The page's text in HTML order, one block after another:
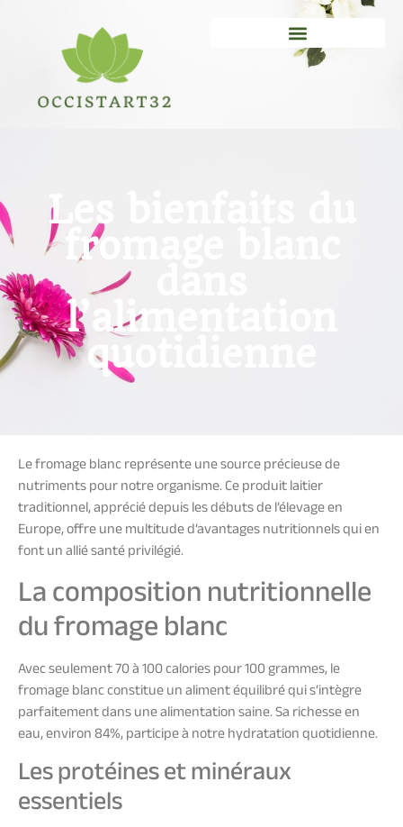
Les bienfaits du
fromage blanc
l’alimentation
quotidienne
Le fromage blanc représente une source précieuse de
nutriments pour notre organisme. Ce produit laitier
traditionnel, apprécié depuis les débuts de l’élevage en
Europe, offre une multitude d’avantages nutritionnels qui en
font un allié santé privilégié.
La composition nutritionnelle
du fromage blanc
Avec seulement 70 à 100 calories pour 100 grammes, le
fromage blanc constitue un aliment équilibré qui s’intègre
parfaitement dans une alimentation saine. Sa richesse en
eau, environ 84%, participe à notre hydratation quotidienne.
Les protéines et minéraux
essentiels